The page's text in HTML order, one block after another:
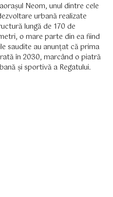
Neom, unul dintre cele
urbană realizate
lungă de 170 de
o mare parte din ea fiind
saudite au anunțat că prima
în 2030, marcând o piatră
și sportivă a Regatului.